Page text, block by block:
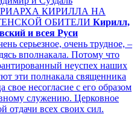
КИРИЛЛА НА
ОБИТЕЛИ Кирилл,
и всея Руси
серьезное, очень трудное, –
вполнакала. Потому что
неуспех наших
эти полнакала священника
свое несогласие с его образом
служению. Церковное
отдачи всех своих сил.